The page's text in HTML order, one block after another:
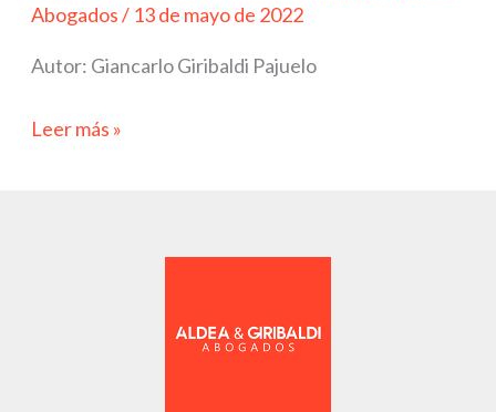
Abogados/ 13 de mayo de 2022
Autor: Giancarlo Giribaldi Pajuelo
reducción
de
social
Leer más »